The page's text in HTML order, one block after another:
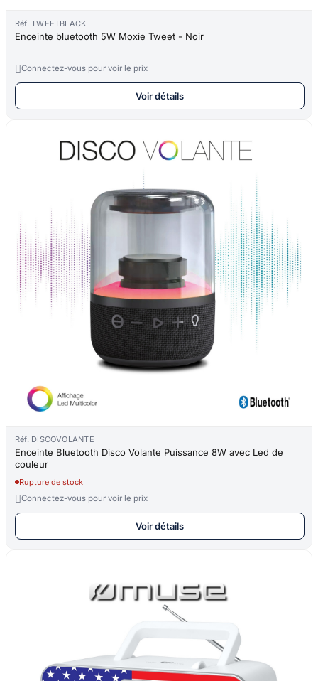
Réf. TWEETBLACK
Enceinte bluetooth 5W Moxie Tweet - Noir
Connectez-vous pour voir le prix
Voir détails
Réf. DISCOVOLANTE
Enceinte Bluetooth Disco Volante Puissance 8W avec Led de
couleur
Rupture de stock
Connectez-vous pour voir le prix
Voir détails